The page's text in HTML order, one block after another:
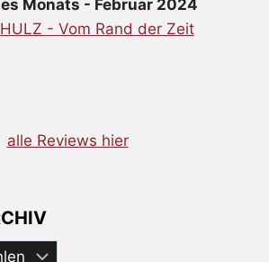
Monats - Februar 2024
- Vom Rand der Zeit
alle Reviews hier